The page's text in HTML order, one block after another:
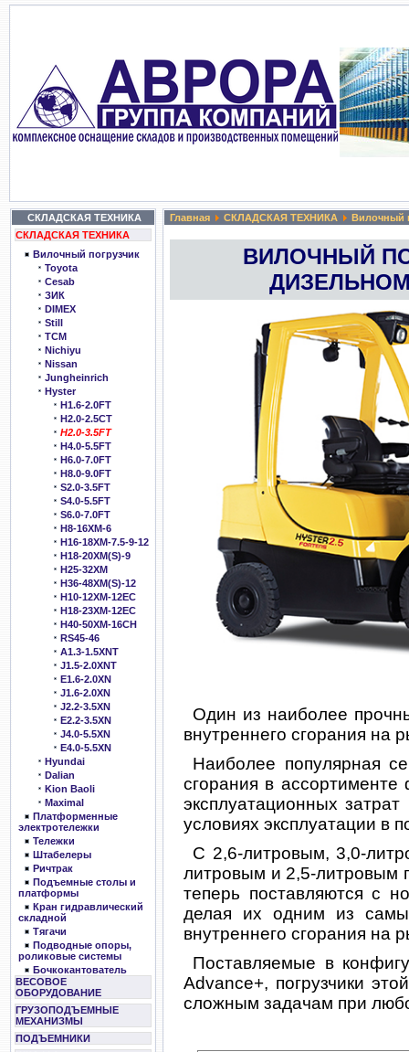
СКЛАДСКАЯ ТЕХНИКА
СКЛАДСКАЯ ТЕХНИКА
Вилочный погрузчик
Toyota
Cesab
ЗИК
DIMEX
Still
TCM
Nichiyu
Nissan
Jungheinrich
Hyster
H1.6-2.0FT
H2.0-2.5CT
H2.0-3.5FT
H4.0-5.5FT
H6.0-7.0FT
H8.0-9.0FT
S2.0-3.5FT
S4.0-5.5FT
S6.0-7.0FT
H8-16XM-6
H16-18XM-7.5-9-12
H18-20XM(S)-9
H25-32XM
H36-48XM(S)-12
H10-12XM-12EC
H18-23XM-12EC
H40-50XM-16CH
RS45-46
A1.3-1.5XNT
J1.5-2.0XNT
E1.6-2.0XN
J1.6-2.0XN
J2.2-3.5XN
E2.2-3.5XN
J4.0-5.5XN
E4.0-5.5XN
Hyundai
Dalian
Kion Baoli
Maximal
Платформенные
электротележки
Тележки
Штабелеры
Ричтрак
Подъемные столы и
платформы
Кран гидравлический
складной
Тягачи
Подводные опоры,
роликовые системы
Бочкокантователь
ВЕСОВОЕ
ОБОРУДОВАНИЕ
ГРУЗОПОДЪЕМНЫЕ
МЕХАНИЗМЫ
ПОДЪЕМНИКИ
Главная СКЛАДСКАЯ ТЕХНИКА Вилочный
ВИЛОЧНЫЙ
Один из наиболее
внутреннего сгорания на
Наиболее популярная
сгорания в
эксплуатационных
условиях эксплуатации в
С 2,6-литровым, 3,0-
литровым и 2,5-литровым
теперь поставляются с
делая их одним из
внутреннего сгорания на
Поставляемые в
Advance+, погрузчики
сложным задачам при